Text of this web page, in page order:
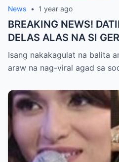
News • 1 year ago
BREAKING NEWS!
DELAS ALAS NA SI
TIMBOG SA MILYON-
NILIMAS UMANO!
MAKAPANIWALA SA
PAGTATAKSIL!
Isang nakakagulat na balita
araw na nag-viral agad sa